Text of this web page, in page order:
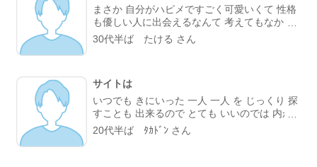
それからお付き合いすることになってもう半年
が過ぎたね(o^^o)
出会った時から年上だけ
ど可愛くて、大好きで、大切にしたくて、嫌な
所よりも良い所をずっと見てられる！ そんな
これからも仲良くつづけていけたら嬉しい
な
まさか 自分がハピメですごく可愛いくて 性格
も優しい人に出会えるなんて 考えてもなかっ
たです。 このサイトがなければほんとに出会
えてなかったんだよなあ ハピメさん 心より感
30代半ば たける さん
サイトは
いつでも きにいった 一人 一人 を じっくり 探
すことも 出来るので とても いいのでは 内か
な と 思います
20代半ば ﾀｶﾄﾞﾝ さん